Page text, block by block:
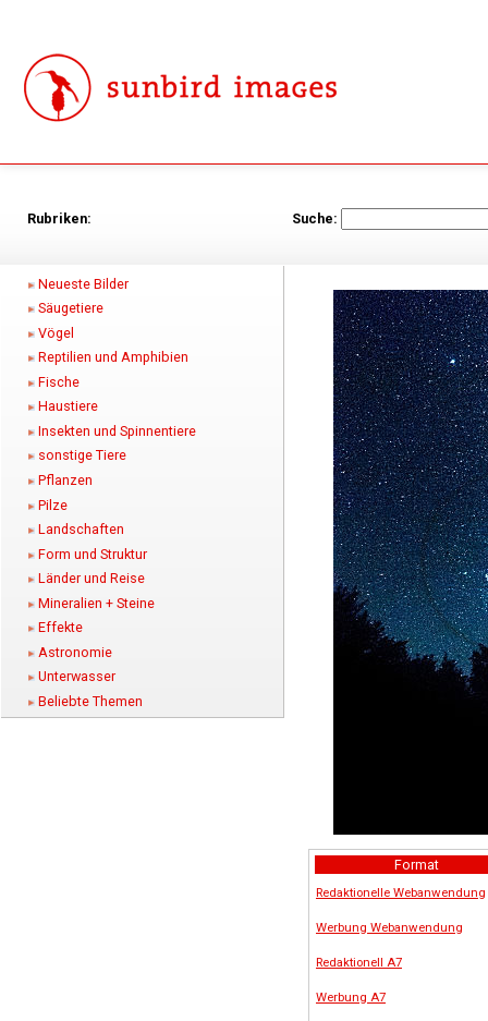
Rubriken: Suche:
Neueste Bilder
Säugetiere
Vögel
Reptilien und Amphibien
Fische
Haustiere
Insekten und Spinnentiere
sonstige Tiere
Pflanzen
Pilze
Landschaften
Form und Struktur
Länder und Reise
Mineralien + Steine
Effekte
Astronomie
Unterwasser
Beliebte Themen
Format
Redaktionelle Webanwendung
Werbung Webanwendung
Redaktionell A7
Werbung A7